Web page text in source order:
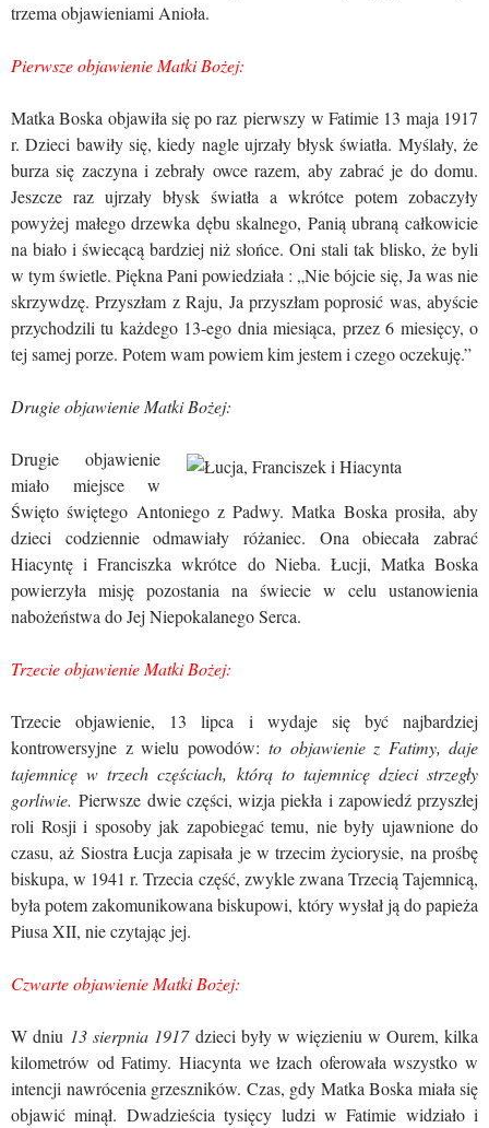
trzema objawieniami Anioła.
Pierwsze objawienie Matki Bożej:
Matka Boska objawiła się po raz pierwszy w Fatimie 13 maja 1917
r. Dzieci bawiły się, kiedy nagle ujrzały błysk światła. Myślały, że
burza się zaczyna i zebrały owce razem, aby zabrać je do domu.
Jeszcze raz ujrzały błysk światła a wkrótce potem zobaczyły
powyżej małego drzewka dębu skalnego, Panią ubraną całkowicie
na biało i świecącą bardziej niż słońce. Oni stali tak blisko, że byli
w tym świetle. Piękna Pani powiedziała : „Nie bójcie się, Ja was nie
skrzywdzę. Przyszłam z Raju, Ja przyszłam poprosić was, abyście
przychodzili tu każdego 13-ego dnia miesiąca, przez 6 miesięcy, o
tej samej porze. Potem wam powiem kim jestem i czego oczekuję.”
Drugie objawienie Matki Bożej:
Drugie objawienie
miało miejsce w
Święto świętego Antoniego z Padwy. Matka Boska prosiła, aby
dzieci codziennie odmawiały różaniec. Ona obiecała zabrać
Hiacyntę i Franciszka wkrótce do Nieba. Łucji, Matka Boska
powierzyła misję pozostania na świecie w celu ustanowienia
nabożeństwa do Jej Niepokalanego Serca.
Trzecie objawienie Matki Bożej:
Trzecie objawienie, 13 lipca i wydaje się być najbardziej
kontrowersyjne z wielu powodów: to objawienie z Fatimy, daje
tajemnicę w trzech częściach, którą to tajemnicę dzieci strzegły
gorliwie. Pierwsze dwie części, wizja piekła i zapowiedź przyszłej
roli Rosji i sposoby jak zapobiegać temu, nie były ujawnione do
czasu, aż Siostra Łucja zapisała je w trzecim życiorysie, na prośbę
biskupa, w 1941 r. Trzecia część, zwykle zwana Trzecią Tajemnicą,
była potem zakomunikowana biskupowi, który wysłał ją do papieża
Piusa XII, nie czytając jej.
Czwarte objawienie Matki Bożej:
W dniu 13 sierpnia 1917dzieci były w więzieniu w Ourem, kilka
kilometrów od Fatimy. Hiacynta we łzach oferowała wszystko w
intencji nawrócenia grzeszników. Czas, gdy Matka Boska miała się
objawić minął. Dwadzieścia tysięcy ludzi w Fatimie widziało i